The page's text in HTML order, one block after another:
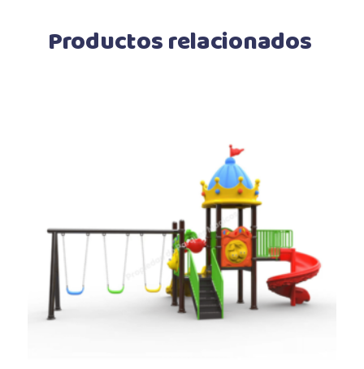
Productos relacionados